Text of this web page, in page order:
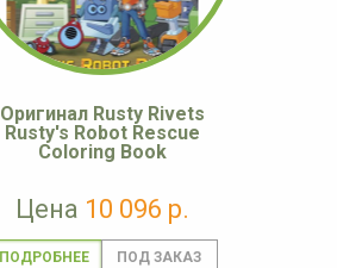
Оригинал Rusty Rivets
Rusty's Robot Rescue
Coloring Book
Цена 10 096 р.
ПОДРОБНЕЕ